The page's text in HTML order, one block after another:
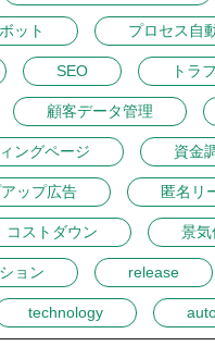
ット プロセス自
SEO トラ
顧客データ管理
ングページ 資金
ップ広告 匿名リ
コストダウン 景気
ョン release
technology